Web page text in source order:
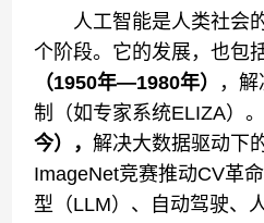
人工智能是人类社会的
个阶段。它的发展，也包
（1950年—1980年）
，
制（如专家系统ELIZA）。
今），解决大数据驱动下
ImageNet竞赛推动CV革
型（LLM）、自动驾驶、